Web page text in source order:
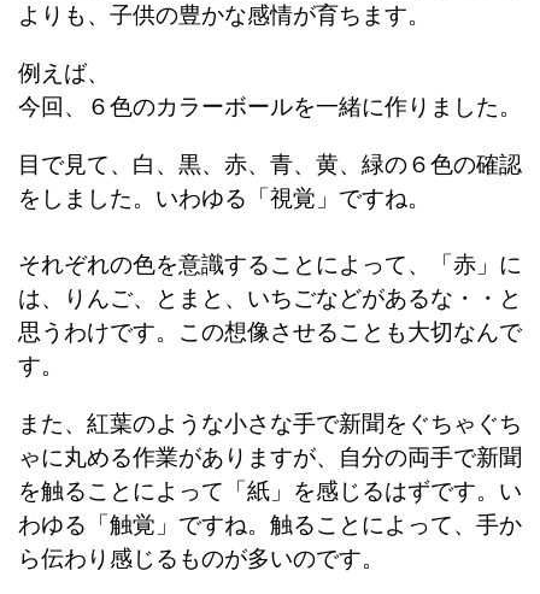
よりも、子供の豊かな感情が育ちます。
例えば、
今回、６色のカラーボールを一緒に作りました。
目で見て、白、黒、赤、青、黄、緑の６色の確認
をしました。いわゆる「視覚」ですね。
それぞれの色を意識することによって、「赤」に
は、りんご、とまと、いちごなどがあるな・・と
思うわけです。この想像させることも大切なんで
す。
また、紅葉のような小さな手で新聞をぐちゃぐち
ゃに丸める作業がありますが、自分の両手で新聞
を触ることによって「紙」を感じるはずです。い
わゆる「触覚」ですね。触ることによって、手か
ら伝わり感じるものが多いのです。